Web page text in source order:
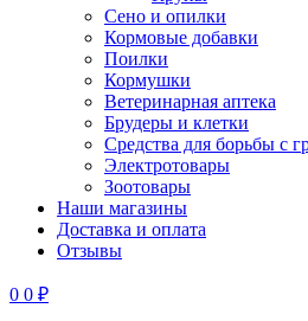
Сено и опилки
Кормовые добавки
Поилки
Кормушки
Ветеринарная аптека
Брудеры и клетки
Средства для борьбы с
Электротовары
Зоотовары
Наши магазины
Доставка и оплата
Отзывы
0 0 ₽